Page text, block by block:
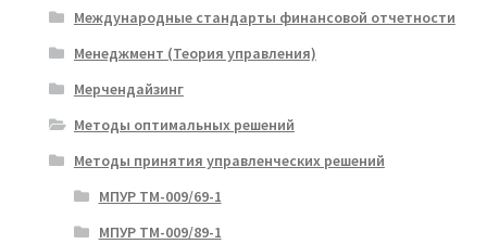
Международные стандарты финансовой отчетности
Менеджмент (Теория управления)
Мерчендайзинг
Методы оптимальных решений
Методы принятия управленческих решений
МПУР ТМ-009/69-1
МПУР ТМ-009/89-1